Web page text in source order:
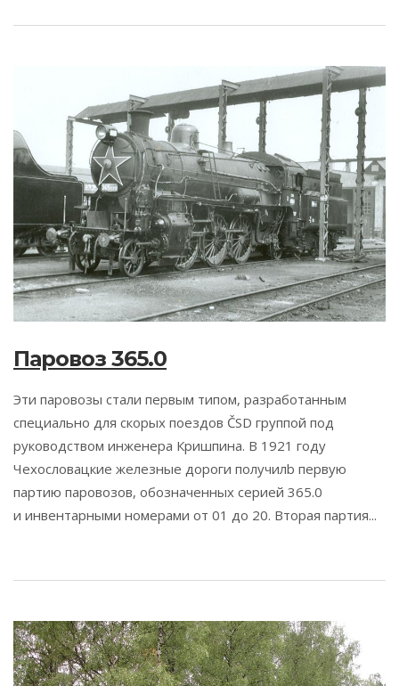
Паровоз 365.0
Эти паровозы стали первым типом, разработанным
специально для скорых поездов ČSD группой под
руководством инженера Кришпина. В 1921 году
Чехословацкие железные дороги получилb первую
партию паровозов, обозначенных серией 365.0
и инвентарными номерами от 01 до 20. Вторая партия...